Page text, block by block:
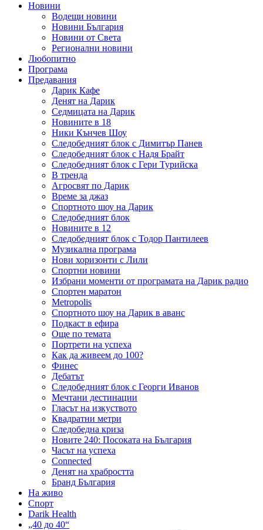
Новини
Водещи новини
Новини България
Новини от Света
Регионални новини
Любопитно
Програма
Предавания
Дарик Кафе
Денят на Дарик
Седмицата на Дарик
Новините в 18
Ники Кънчев Шоу
Следобедният блок с Димитър Панев
Следобедният блок с Надя Брайт
Следобедният блок с Гери Турийска
В тренда
Агросвят по Дарик
Време за джаз
Спортното шоу на Дарик
Следобедният блок
Новините в 12
Следобедният блок с Тодор Пантилеев
Музикална програма
Нови хоризонти с Лили
Спортни новини
Избрани моменти от програмата на Дарик радио
Спортен маратон
Metropolis
Спортното шоу на Дарик в аванс
Подкаст в ефира
Още по темата
Портрети на успеха
Как да живеем до 100?
Финес
Дебатът
Следобедният блок с Георги Иванов
Мечтани дестинации
Гласът на изкуството
Квадратни метри
Следобедна криза
Новите 240: Посоката на България
Часът на успеха
Connected
Денят на храбростта
Бранд България
На живо
Спорт
Darik Health
„40 до 40“